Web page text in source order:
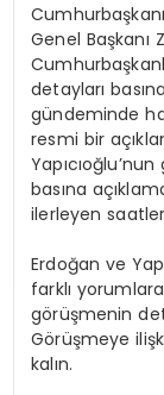
Genel Başkanı
detayları
gündeminde
resmi bir
basına
ilerleyen
Erdoğan ve
farklı
görüşmenin
Görüşmeye
kalın.